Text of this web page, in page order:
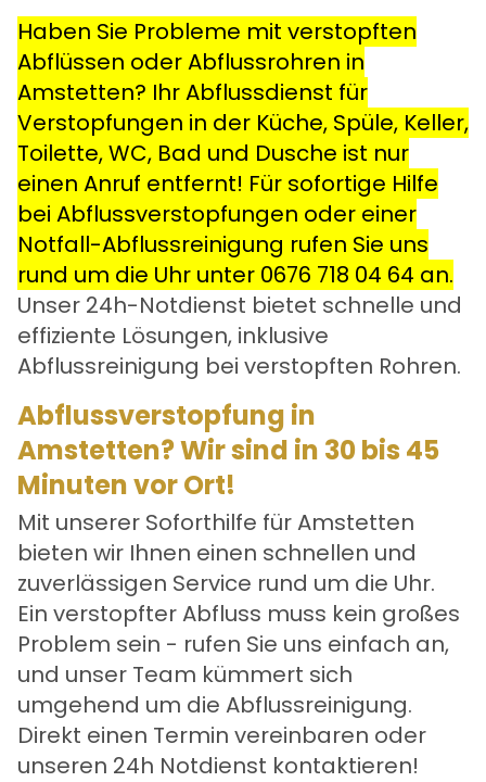
Haben Sie Probleme mit verstopften
Abflüssen oder Abflussrohren in
Amstetten? Ihr Abflussdienst für
Verstopfungen in der Küche, Spüle, Keller,
Toilette, WC, Bad und Dusche ist nur
einen Anruf entfernt! Für sofortige Hilfe
bei Abflussverstopfungen oder einer
Notfall-Abflussreinigung rufen Sie uns
rund um die Uhr unter 0676 718 04 64 an.
Unser 24h-Notdienst bietet schnelle und
effiziente Lösungen, inklusive
Abflussreinigung bei verstopften Rohren.
Abflussverstopfung in
Amstetten? Wir sind in 30 bis 45
Minuten vor Ort!
Mit unserer Soforthilfe für Amstetten
bieten wir Ihnen einen schnellen und
zuverlässigen Service rund um die Uhr.
Ein verstopfter Abfluss muss kein großes
Problem sein - rufen Sie uns einfach an,
und unser Team kümmert sich
umgehend um die Abflussreinigung.
Direkt einen Termin vereinbaren oder
unseren 24h Notdienst kontaktieren!